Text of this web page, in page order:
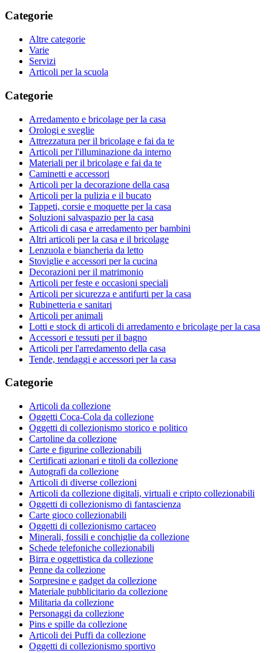
Categorie
Altre categorie
Varie
Servizi
Articoli per la scuola
Categorie
Arredamento e bricolage per la casa
Orologi e sveglie
Attrezzatura per il bricolage e fai da te
Articoli per l'illuminazione da interno
Materiali per il bricolage e fai da te
Caminetti e accessori
Articoli per la decorazione della casa
Articoli per la pulizia e il bucato
Tappeti, corsie e moquette per la casa
Soluzioni salvaspazio per la casa
Articoli di casa e arredamento per bambini
Altri articoli per la casa e il bricolage
Lenzuola e biancheria da letto
Stoviglie e accessori per la cucina
Decorazioni per il matrimonio
Articoli per feste e occasioni speciali
Articoli per sicurezza e antifurti per la casa
Rubinetteria e sanitari
Articoli per animali
Lotti e stock di articoli di arredamento e bricolage per la casa
Accessori e tessuti per il bagno
Articoli per l'arredamento della casa
Tende, tendaggi e accessori per la casa
Categorie
Articoli da collezione
Oggetti Coca-Cola da collezione
Oggetti di collezionismo storico e politico
Cartoline da collezione
Carte e figurine collezionabili
Certificati azionari e titoli da collezione
Autografi da collezione
Articoli di diverse collezioni
Articoli da collezione digitali, virtuali e cripto collezionabili
Oggetti di collezionismo di fantascienza
Carte gioco collezionabili
Oggetti di collezionismo cartaceo
Minerali, fossili e conchiglie da collezione
Schede telefoniche collezionabili
Birra e oggettistica da collezione
Penne da collezione
Sorpresine e gadget da collezione
Materiale pubblicitario da collezione
Militaria da collezione
Personaggi da collezione
Pins e spille da collezione
Articoli dei Puffi da collezione
Oggetti di collezionismo sportivo